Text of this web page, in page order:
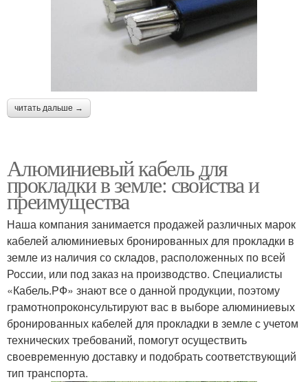
читать дальше →
Алюминиевый кабель для
прокладки в земле: свойства и
преимущества
Наша компания занимается продажей различных марок
кабелей алюминиевых бронированных для прокладки в
земле из наличия со складов, расположенных по всей
России, или под заказ на производство. Специалисты
«Кабель.РФ» знают все о данной продукции, поэтому
грамотнопроконсультируют вас в выборе алюминиевых
бронированных кабелей для прокладки в земле с учетом
технических требований, помогут осуществить
своевременную доставку и подобрать соответствующий
тип транспорта.